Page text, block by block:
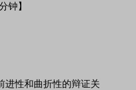
钟】
进性和曲折性的辩证关